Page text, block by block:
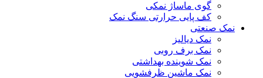
گوی ماساژ نمکی
کف پایی حرارتی سنگ نمک
نمک صنعتی
نمک دیالیز
نمک برف روبی
نمک شوینده بهداشتی
نمک ماشین ظرفشویی